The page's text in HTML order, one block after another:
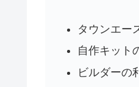
タウンエー
自作キット
ビルダーの